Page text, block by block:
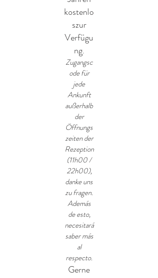
kostenlo
szur
Verfügu
ng.
Zugangsc
ode für
jede
Ankunft
außerhalb
der
Öffnungs
zeiten der
Rezeption
(11h00 /
22h00),
danke uns
zu fragen.
Además
de esto,
necesitará
saber más
al
respecto.
Gerne